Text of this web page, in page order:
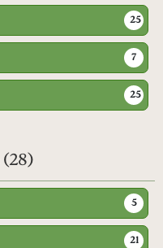
25
7
25
(28)
5
21